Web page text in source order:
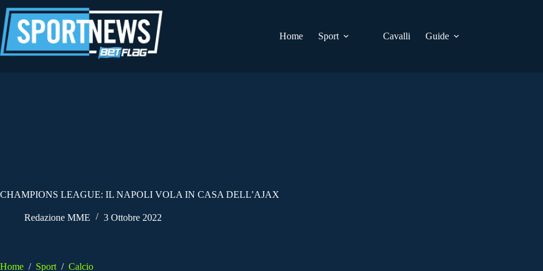
al
contenuto
Home
Sport Cavalli Guide
CHAMPIONS LEAGUE: IL NAPOLI VOLA IN CASA DELL’AJAX
Redazione MME 3 Ottobre 2022
Home / Sport / Calcio